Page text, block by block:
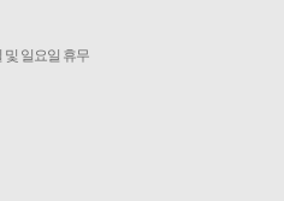
및 일요일 휴무